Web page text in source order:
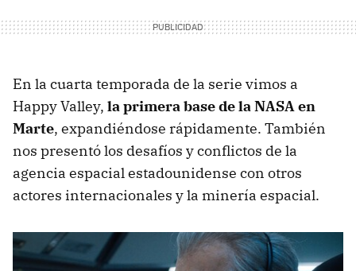
En la cuarta temporada de la serie vimos a
Happy Valley, la primera base de la NASA en
Marte, expandiéndose rápidamente. También
nos presentó los desafíos y conflictos de la
agencia espacial estadounidense con otros
actores internacionales y la minería espacial.